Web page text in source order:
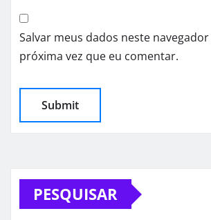
Salvar meus dados neste
próxima vez que eu comentar.
PESQUISAR